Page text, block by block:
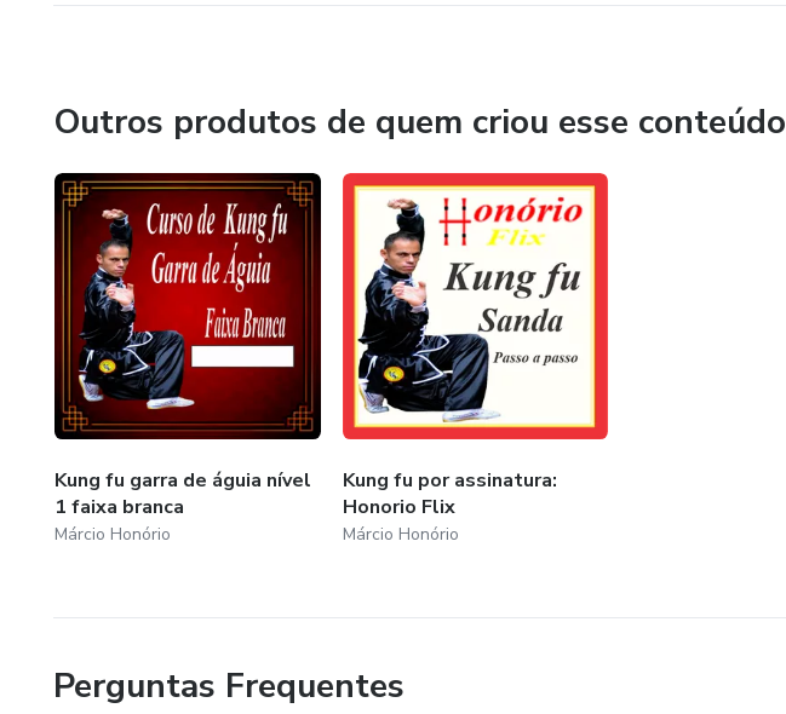
Outros produtos de quem criou esse conteúdo
Kung fu garra de águia nível
1 faixa branca
Márcio Honório
Kung fu por assinatura:
Honorio Flix
Márcio Honório
Perguntas Frequentes